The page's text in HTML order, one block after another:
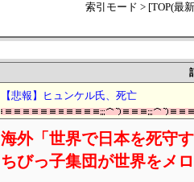
索引モード > [TOP(最
【悲報】ヒュンケル氏、死亡
海外「世界で日本を死守
ちびっ子集団が世界をメ